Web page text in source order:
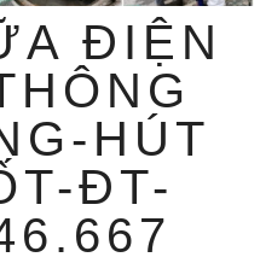
ĐIỆN
HÚT
ĐT-